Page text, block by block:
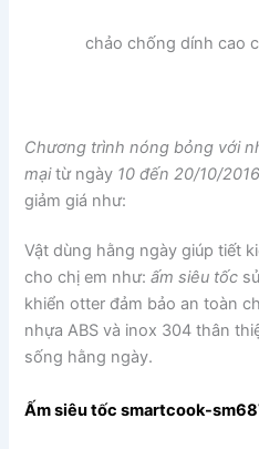
chảo chống dính cao
Chương trình nóng bỏng với
mạitừ ngày 10 đến 20/10/2016
giảm giá như:
Vật dùng hằng ngày giúp tiết
cho chị em như:ấm siêu tốc
khiển otter đảm bảo an toàn
nhựa ABS và inox 304 thân
sống hằng ngày.
Ấm siêu tốc smartcook-